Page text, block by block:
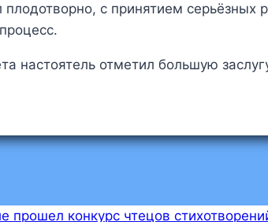
с принятием
настоятель отметил большую